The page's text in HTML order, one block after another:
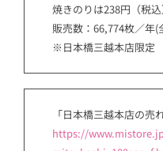
焼きのりは238円（税
販売数：66,774枚／年(
※日本橋三越本店限定
「日本橋三越本店の売
https://